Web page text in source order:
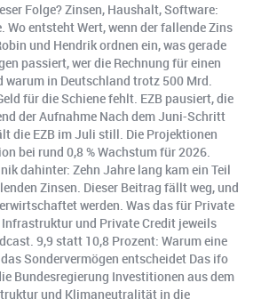
Folge? Zinsen, Haushalt, Software:
Wo entsteht Wert, wenn der fallende Zins
und Hendrik ordnen ein, was gerade
passiert, wer die Rechnung für einen
warum in Deutschland trotz 500 Mrd.
für die Schiene fehlt. EZB pausiert, die
der Aufnahme Nach dem Juni-Schritt
die EZB im Juli still. Die Projektionen
bei rund 0,8 % Wachstum für 2026.
dahinter: Zehn Jahre lang kam ein Teil
Zinsen. Dieser Beitrag fällt weg, und
werden. Was das für Private
und Private Credit jeweils
9,9 statt 10,8 Prozent: Warum eine
Sondervermögen entscheidet Das ifo
Bundesregierung Investitionen aus dem
und Klimaneutralität in die